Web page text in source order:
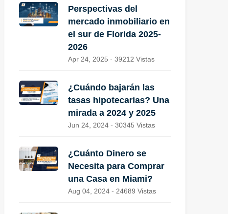
Perspectivas del
mercado inmobiliario en
el sur de Florida 2025-
2026
Apr 24, 2025 - 39212 Vistas
¿Cuándo bajarán las
tasas hipotecarias? Una
mirada a 2024 y 2025
Jun 24, 2024 - 30345 Vistas
¿Cuánto Dinero se
Necesita para Comprar
una Casa en Miami?
Aug 04, 2024 - 24689 Vistas